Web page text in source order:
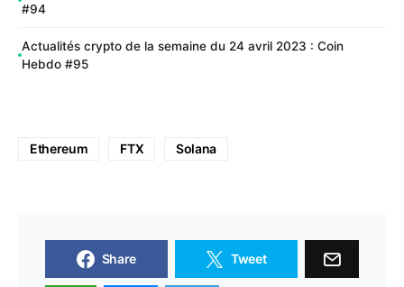
#94
Actualités crypto de la semaine du 24 avril 2023 : Coin
Hebdo #95
Ethereum FTX Solana
Share Tweet